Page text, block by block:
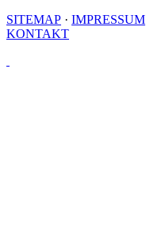
SITEMAP · IMPRESSUM
KONTAKT